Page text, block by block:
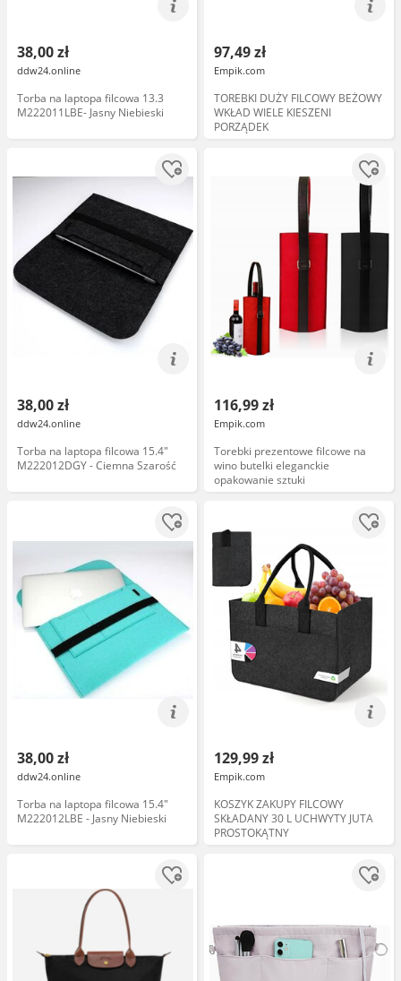
38,00 zł
ddw24.online
Torba na laptopa filcowa 13.3
M222011LBE- Jasny Niebieski
97,49 zł
Empik.com
TOREBKI DUŻY FILCOWY BEŻOWY
WKŁAD WIELE KIESZENI
PORZĄDEK
38,00 zł
ddw24.online
Torba na laptopa filcowa 15.4"
M222012DGY - Ciemna Szarość
116,99 zł
Empik.com
Torebki prezentowe filcowe na
wino butelki eleganckie
opakowanie sztuki
38,00 zł
ddw24.online
Torba na laptopa filcowa 15.4"
M222012LBE - Jasny Niebieski
129,99 zł
Empik.com
KOSZYK ZAKUPY FILCOWY
SKŁADANY 30 L UCHWYTY JUTA
PROSTOKĄTNY